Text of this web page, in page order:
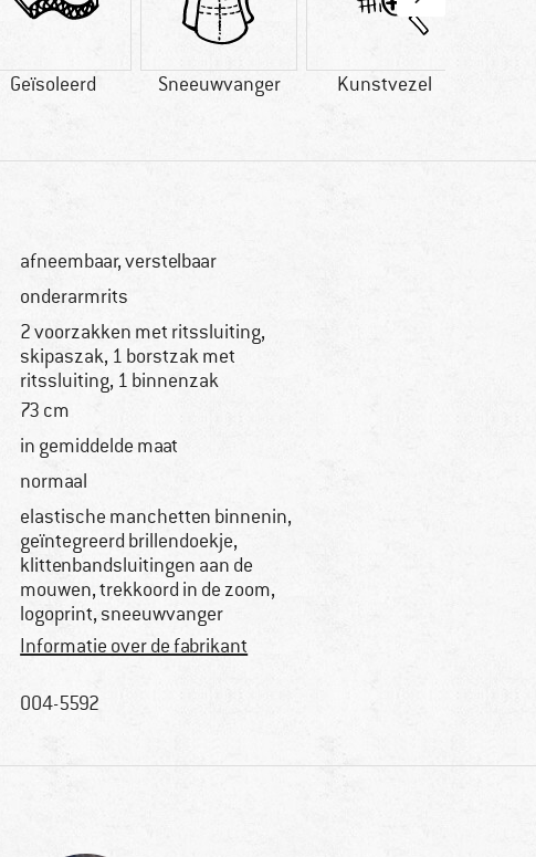
Geïsoleerd Sneeuwvanger Kunstvezel
afneembaar, verstelbaar
onderarmrits
2 voorzakken met ritssluiting,
skipaszak, 1 borstzak met
ritssluiting, 1 binnenzak
73 cm
in gemiddelde maat
normaal
elastische manchetten binnenin,
geïntegreerd brillendoekje,
klittenbandsluitingen aan de
mouwen, trekkoord in de zoom,
logoprint, sneeuwvanger
Informatie over de fabrikant
004-5592